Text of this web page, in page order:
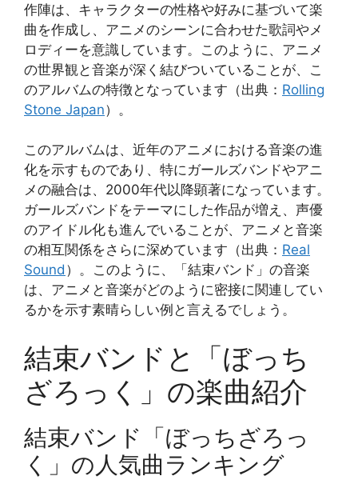
作陣は、キャラクターの性格や好みに基づいて楽
曲を作成し、アニメのシーンに合わせた歌詞やメ
ロディーを意識しています。このように、アニメ
の世界観と音楽が深く結びついていることが、こ
のアルバムの特徴となっています（出典： Rolling
Stone Japan）。
このアルバムは、近年のアニメにおける音楽の進
化を示すものであり、特にガールズバンドやアニ
メの融合は、2000年代以降顕著になっています。
ガールズバンドをテーマにした作品が増え、声優
のアイドル化も進んでいることが、アニメと音楽
の相互関係をさらに深めています（出典： Real
Sound ）。このように、「結束バンド」の音楽
は、アニメと音楽がどのように密接に関連してい
るかを示す素晴らしい例と言えるでしょう。
結束バンドと「ぼっち
ざろっく」の楽曲紹介
結束バンド「ぼっちざろっ
く」の人気曲ランキング